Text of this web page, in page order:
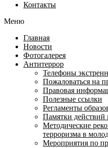
Контакты
Меню
Главная
Новости
Фотогалерея
Антитеррор
Телефоны
Пожаловаться на
Правовая
Полезные ссылки
Регламенты
Памятки действий
Методические
терроризма в
Мероприятия по